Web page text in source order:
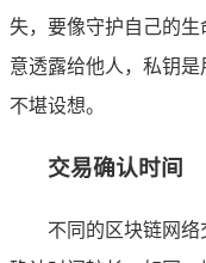
失，要像守护自己的
意透露给他人，私钥
不堪设想。
交易确认时间
不同的区块链网